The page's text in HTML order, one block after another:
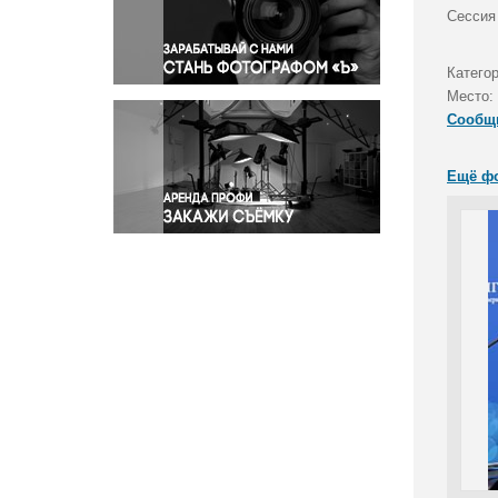
Правосудие
Происшествия и конфликты
Религия
Светская жизнь
Спорт
Экология
Экономика и бизнес
Сессия
Место:
Ещё